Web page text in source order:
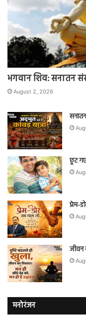
भगवान शिव: सनातन
August 2, 2026
छूट
प्रेम-
जीवन
मनोरंजन